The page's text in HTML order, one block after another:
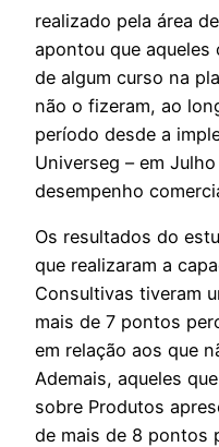
realizado pela área
apontou que
de algum curso na
não o fizeram, ao
período desde a
Universeg – em
desempenho
Os resultados do
que realizaram a
Consultivas tiveram
mais de 7 pontos
em relação aos que
Ademais, aqueles
sobre Produtos
de mais de 8 pontos